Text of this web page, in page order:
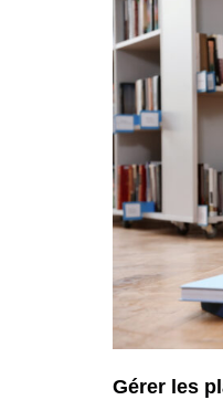
Gérer les